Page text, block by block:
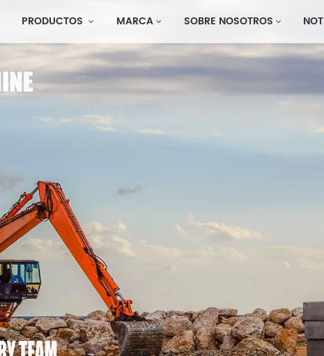
PRODUCTOS MARCA SOBRE NOSOTROS